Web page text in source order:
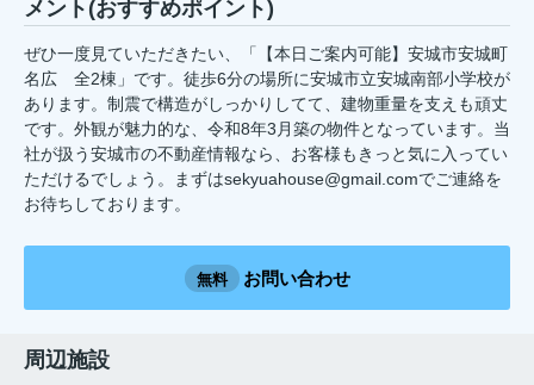
メント(おすすめポイント)
ぜひ一度見ていただきたい、「【本日ご案内可能】安城市安城町
名広 全2棟」です。徒歩6分の場所に安城市立安城南部小学校が
あります。制震で構造がしっかりしてて、建物重量を支えも頑丈
です。外観が魅力的な、令和8年3月築の物件となっています。当
社が扱う安城市の不動産情報なら、お客様もきっと気に入ってい
ただけるでしょう。まずはsekyuahouse@gmail.comでご連絡を
お待ちしております。
無料 お問い合わせ
周辺施設